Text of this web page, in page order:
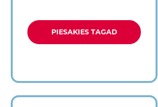
PIESAKIES TAGAD